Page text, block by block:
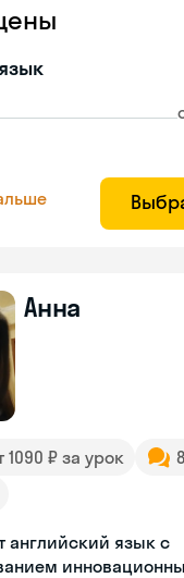
Анна
1090 ₽ за урок
английский язык с